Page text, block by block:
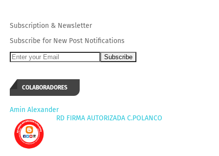
Subscription & Newsletter
Subscribe for New Post Notifications
COLABORADORES
Amin Alexander
RD FIRMA AUTORIZADA C.POLANCO